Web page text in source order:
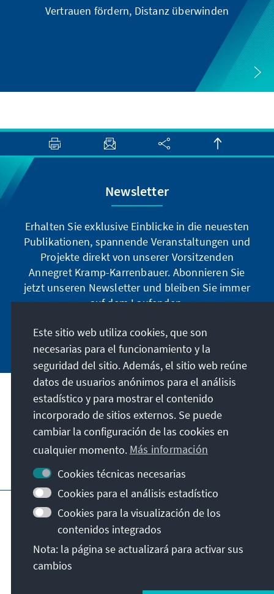
Vertrauen fördern, Distanz überwinden
Newsletter
Erhalten Sie exklusive Einblicke in die neuesten
Publikationen, spannende Veranstaltungen und
Projekte direkt von unserer Vorsitzenden
Annegret Kramp-Karrenbauer. Abonnieren Sie
jetzt unseren Newsletter und bleiben Sie immer
auf dem Laufenden.
Jetzt abonnieren
Nuestra misión
Contacto
Otras ofertas de la fundación
Pie de imprenta
Condiciones de uso
Declaración sobre accesibilidad
Barriere melden
Mapa del sitio
© Konrad-Adenauer-Stiftung e.V. 2026
Este sitio web utiliza cookies, que son
necesarias para el funcionamiento y la
seguridad del sitio. Además, el sitio web reúne
datos de usuarios anónimos para el análisis
estadístico y para mostrar el contenido
incorporado de sitios externos. Se puede
cambiar la configuración de las cookies en
cualquier momento. Más información
Cookies técnicas necesarias
Cookies para el análisis estadístico
Cookies para la visualización de los
contenidos integrados
Nota: la página se actualizará para activar sus
cambios